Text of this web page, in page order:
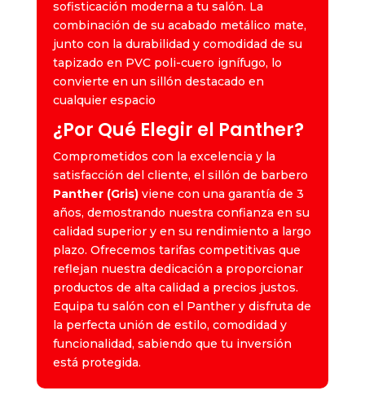
sofisticación moderna a tu salón. La
combinación de su acabado metálico mate,
junto con la durabilidad y comodidad de su
tapizado en PVC poli-cuero ignífugo, lo
convierte en un sillón destacado en
cualquier espacio
¿Por Qué Elegir el Panther?
Comprometidos con la excelencia y la
satisfacción del cliente, el sillón de barbero
Panther (Gris)viene con una garantía de 3
años, demostrando nuestra confianza en su
calidad superior y en su rendimiento a largo
plazo. Ofrecemos tarifas competitivas que
reflejan nuestra dedicación a proporcionar
productos de alta calidad a precios justos.
Equipa tu salón con el Panther y disfruta de
la perfecta unión de estilo, comodidad y
funcionalidad, sabiendo que tu inversión
está protegida.